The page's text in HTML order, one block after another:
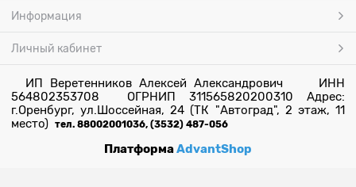
Информация
Личный кабинет
ИП Веретенников Алексей Александрович ИНН
564802353708 ОГРНИП 311565820200310 Адрес:
г.Оренбург, ул.Шоссейная, 24 (ТК "Автоград", 2 этаж, 11
место) тел. 88002001036, (3532) 487-056
ПлатформаAdvantShop